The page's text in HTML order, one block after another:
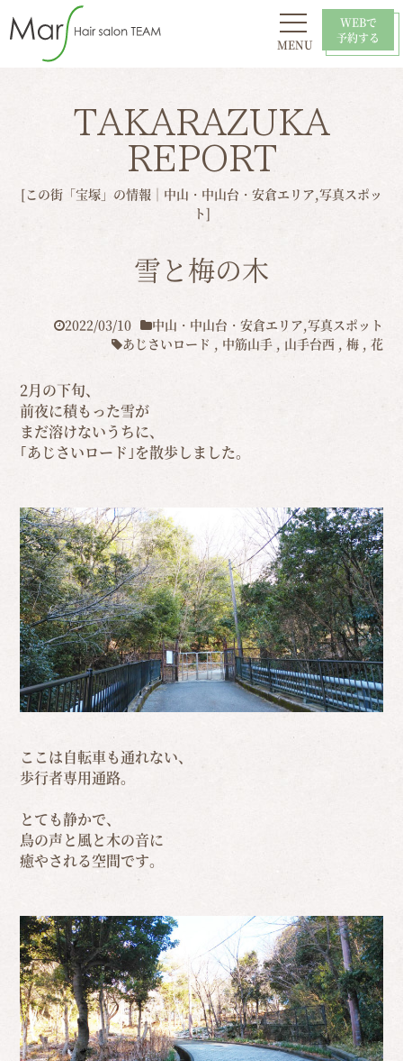
MENU
WEBで
予約する
TAKARAZUKA
REPORT
[この街「宝塚」の情報｜ 中山・中山台・安倉エリア,写真スポッ
ト]
雪と梅の木
2022/03/10 中山・中山台・安倉エリア,写真スポット
あじさいロード , 中筋山手, 山手台西, 梅, 花
2月の下旬、
前夜に積もった雪が
まだ溶けないうちに、
｢あじさいロード｣を散歩しました。
ここは自転車も通れない、
歩行者専用通路。
とても静かで、
鳥の声と風と木の音に
癒やされる空間です。